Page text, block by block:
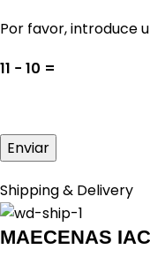
Por favor, introduce
11 − 10 =
Shipping & Delivery
MAECENAS